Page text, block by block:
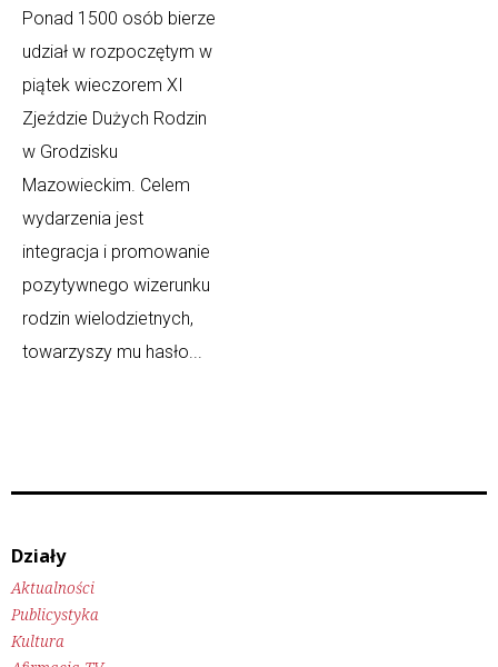
Ponad 1500 osób bierze
udział w rozpoczętym w
piątek wieczorem XI
Zjeździe Dużych Rodzin
w Grodzisku
Mazowieckim. Celem
wydarzenia jest
integracja i promowanie
pozytywnego wizerunku
rodzin wielodzietnych,
towarzyszy mu hasło...
Działy
Aktualności
Publicystyka
Kultura